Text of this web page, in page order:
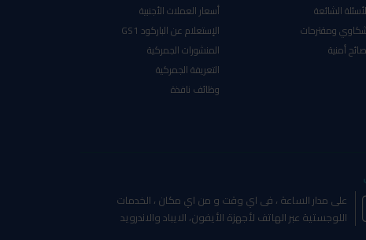
الشائعة
ومقترحات
أمنية
أسعار العملات الأجنبية
الإستعلام عن الباركود GS1
المنشورات الجمركية
التعريفة الجمركية
وظائف نافذة
على مدار الساعة ، فى اي وقت و من اي مكان ، الخدمات
اللوجستية عبر الهاتف لأجهزة الأيفون، الايباد والاندرويد